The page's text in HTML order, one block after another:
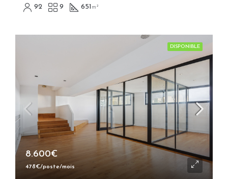
92 9 651m²
DISPONIBLE
8.600€
478€/poste/mois